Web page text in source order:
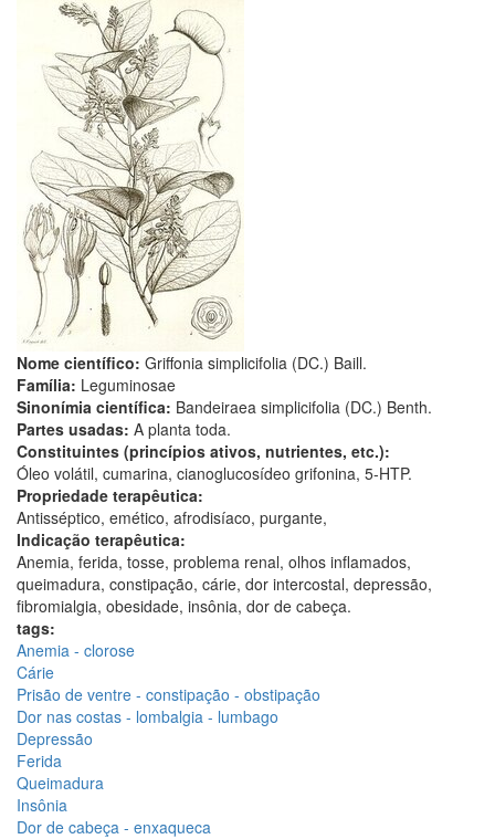
Nome científico: Griffonia simplicifolia (DC.) Baill.
Família: Leguminosae
Sinonímia científica: Bandeiraea simplicifolia (DC.) Benth.
Partes usadas: A planta toda.
Constituintes (princípios ativos, nutrientes, etc.):
Óleo volátil, cumarina, cianoglucosídeo grifonina, 5-HTP.
Propriedade terapêutica:
Antisséptico, emético, afrodisíaco, purgante,
Indicação terapêutica:
Anemia, ferida, tosse, problema renal, olhos inflamados,
queimadura, constipação, cárie, dor intercostal, depressão,
fibromialgia, obesidade, insônia, dor de cabeça.
tags:
Anemia - clorose
Cárie
Prisão de ventre - constipação - obstipação
Dor nas costas - lombalgia - lumbago
Depressão
Ferida
Queimadura
Insônia
Dor de cabeça - enxaqueca